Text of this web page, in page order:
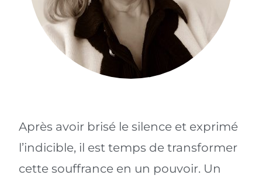
Après avoir brisé le silence et exprimé
l’indicible, il est temps de transformer
cette souffrance en un pouvoir. Un